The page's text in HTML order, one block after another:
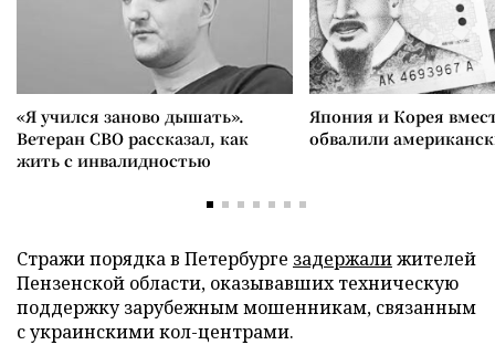
«Я учился заново дышать».
Ветеран СВО рассказал, как
жить с инвалидностью
Япония и Корея
обвалили
Стражи порядка в Петербурге задержалижителей
Пензенской области, оказывавших техническую
поддержку зарубежным мошенникам, связанным
с украинскими кол-центрами.